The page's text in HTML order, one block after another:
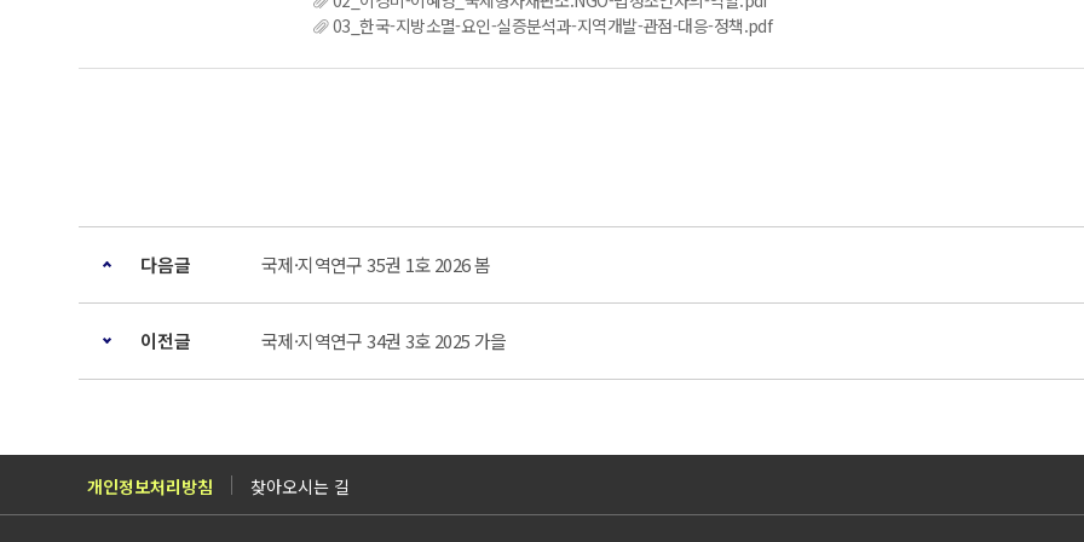
03_한국-지방소멸-요인-실증분석과-지역개발-관점-대응-정책.pdf
다음글 국제·지역연구 35권 1호 2026 봄
이전글 국제·지역연구 34권 3호 2025 가을
개인정보처리방침 찾아오시는 길